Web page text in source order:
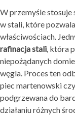
W przemyśle
w stali, które
właściwościach.
rafinacja stali , która
niepożądanych
węgla. Proces ten
piec martenowski
podgrzewana do
działaniu różnych